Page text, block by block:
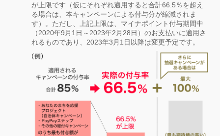
が上限です（仮にそれぞれ適用すると合計66.5％を超え
る場合は、本キャンペーンによる付与分が縮減されま
す）。ただし、上記上限は、マイナポイント付与期間中
（2020年9月1日～2023年2月28日）のお支払いに適用さ
れるものであり、2023年3月1日以降は変更予定です。